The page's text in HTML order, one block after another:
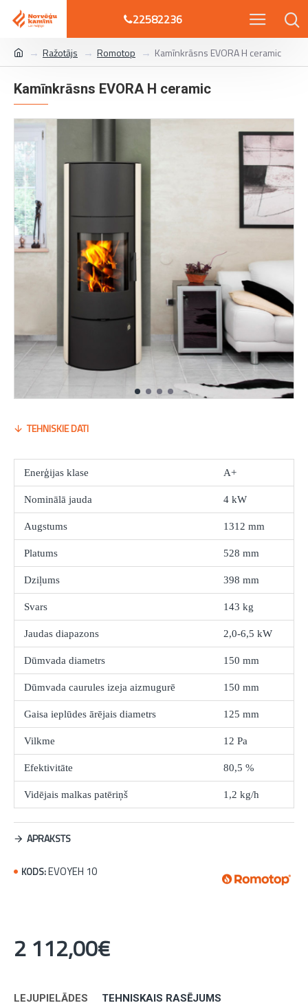
22582236
Ražotājs Romotop Kamīnkrāsns EVORA H ceramic
Kamīnkrāsns EVORA H ceramic
TEHNISKIE DATI
Enerģijas klase A+
Nominālā jauda 4 kW
Augstums 1312 mm
Platums 528 mm
Dziļums 398 mm
Svars 143 kg
Jaudas diapazons 2,0-6,5 kW
Dūmvada diametrs 150 mm
Dūmvada caurules izeja aizmugurē 150 mm
Gaisa ieplūdes ārējais diametrs 125 mm
Vilkme 12 Pa
Efektivitāte 80,5 %
Vidējais malkas patēriņš 1,2 kg/h
APRAKSTS
KODS:EVOYEH 10
2 112,00€
LEJUPIELĀDES TEHNISKAIS RASĒJUMS